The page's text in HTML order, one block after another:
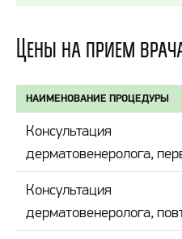
Цены на прием
НАИМЕНОВАНИЕ ПРОЦЕДУРЫ
Консультация
дерматовенеролога,
Консультация
дерматовенеролога,